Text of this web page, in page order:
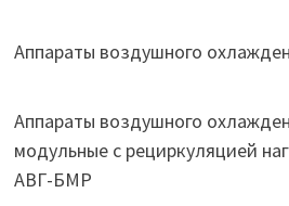
Аппараты воздушного
Аппараты воздушного
модульные с рециркуляцией
АВГ-БМР